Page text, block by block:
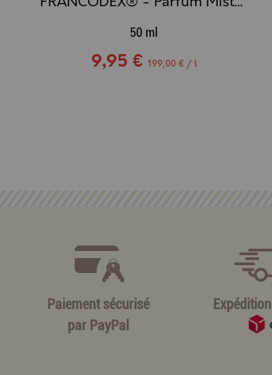
50 ml
9,95 € 199,00 € / l
Paiement sécurisé
par PayPal